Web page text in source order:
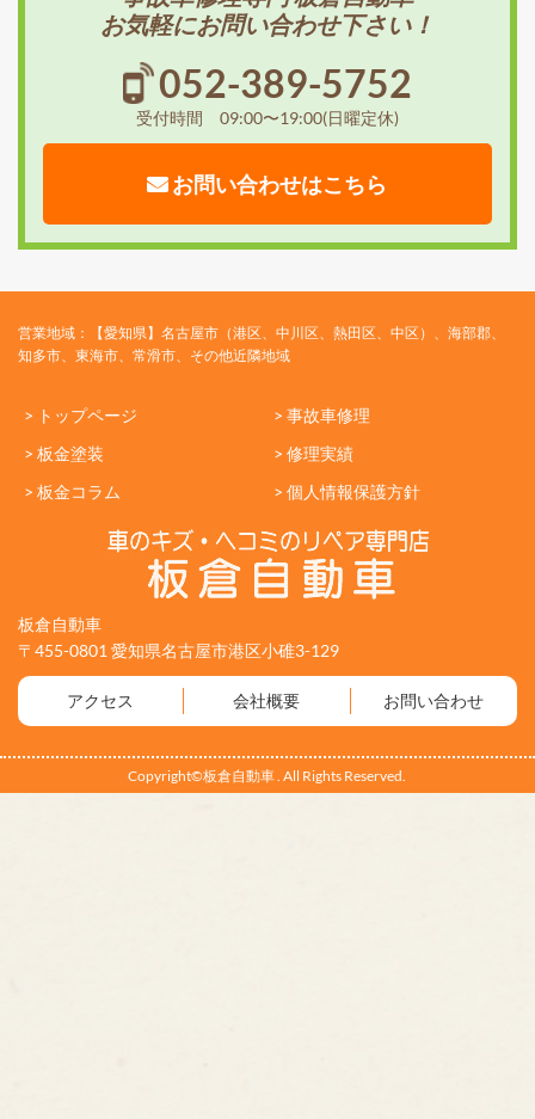
お気軽にお問い合わせ下さい！
052-389-5752
受付時間 09:00〜19:00(日曜定休)
お問い合わせはこちら
営業地域：【愛知県】名古屋市（港区、中川区、熱田区、中区）、海部郡、
知多市、東海市、常滑市、その他近隣地域
> トップページ
> 事故車修理
> 板金塗装
> 修理実績
> 板金コラム
> 個人情報保護方針
板倉自動車
〒455-0801 愛知県名古屋市港区小碓3-129
アクセス 会社概要 お問い合わせ
Copyright©板倉自動車 . All Rights Reserved.